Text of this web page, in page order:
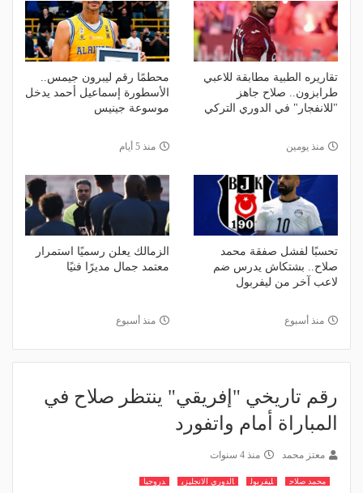
تقاريره الطبية مطابقة للاعبي
طرابزون.. صلاح جاهز
"للانفجار" في الدوري التركي
منذ يومين
محطمًا رقم ليبرون جيمس..
الأسطورة إسماعيل أحمد يدخل
موسوعة جينيس
منذ 5 أيام
تحسبًا لفشل صفقة محمد
صلاح.. بشتكاش يدرس ضم
لاعب آخر من ليفربول
منذ أسبوع
الزمالك يعلن رسميًا استمرار
معتمد جمال مديرًا فنيًا
منذ أسبوع
رقم تاريخي "إفريقي" ينتظر صلاح في
المباراة أمام واتفورد
معتز محمد منذ 4 سنوات
محمد صلاح ليفربول الدوري الانجليزي دروجبا